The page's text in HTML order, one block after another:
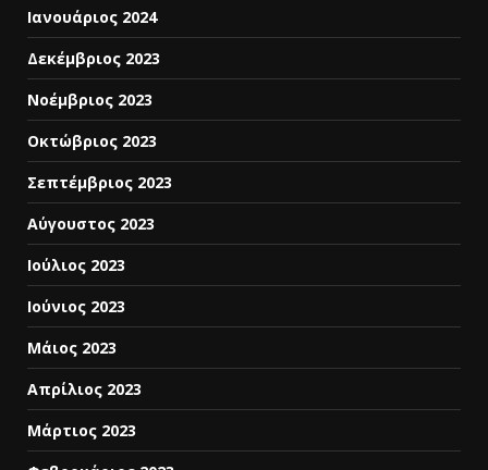
Ιανουάριος 2024
Δεκέμβριος 2023
Νοέμβριος 2023
Οκτώβριος 2023
Σεπτέμβριος 2023
Αύγουστος 2023
Ιούλιος 2023
Ιούνιος 2023
Μάιος 2023
Απρίλιος 2023
Μάρτιος 2023